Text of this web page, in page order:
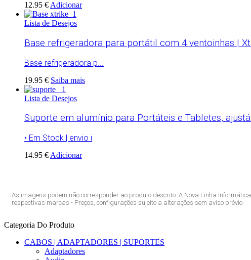
12.95 € Adicionar
Lista de Desejos
Base refrigeradora para portátil com 4 ventoinhas |
Base refrigeradora p...
19.95 € Saiba mais
Lista de Desejos
Suporte em alumínio para Portáteis e Tabletes,
• Em Stock | envio i
14.95 € Adicionar
As imagens podem não corresponder ao produto descrito. A Nova Linha
respectivas marcas - Preços, configurações sujeito a alterações sem aviso prévio.
Categoria Do Produto
CABOS | ADAPTADORES | SUPORTES
Adaptadores